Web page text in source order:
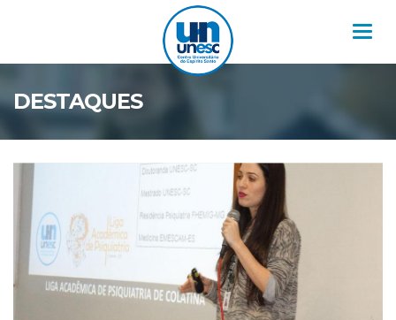
DESTAQUES